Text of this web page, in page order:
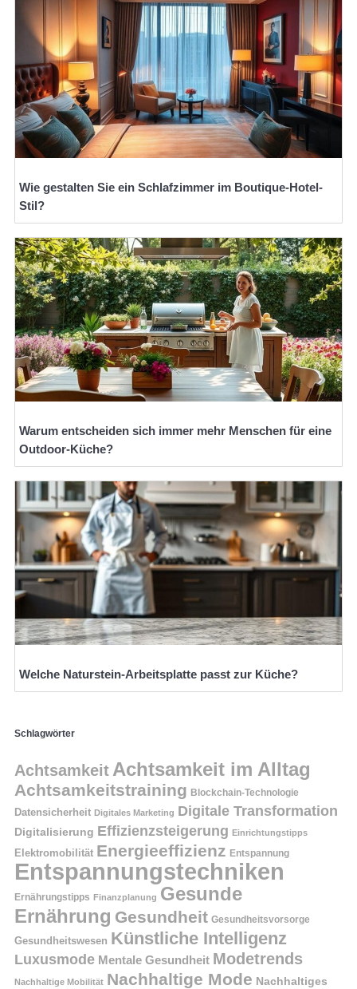
Wie gestalten Sie ein Schlafzimmer im Boutique-Hotel-
Stil?
Warum entscheiden sich immer mehr Menschen für eine
Outdoor-Küche?
Welche Naturstein-Arbeitsplatte passt zur Küche?
Schlagwörter
Achtsamkeit Achtsamkeit im Alltag
Achtsamkeitstraining Blockchain-Technologie
Datensicherheit Digitales Marketing Digitale Transformation
Digitalisierung Effizienzsteigerung Einrichtungstipps
Elektromobilität Energieeffizienz Entspannung
Entspannungstechniken
Ernährungstipps Finanzplanung Gesunde
Ernährung Gesundheit Gesundheitsvorsorge
Gesundheitswesen Künstliche Intelligenz
Luxusmode Mentale Gesundheit Modetrends
Nachhaltige Mobilität Nachhaltige Mode Nachhaltiges